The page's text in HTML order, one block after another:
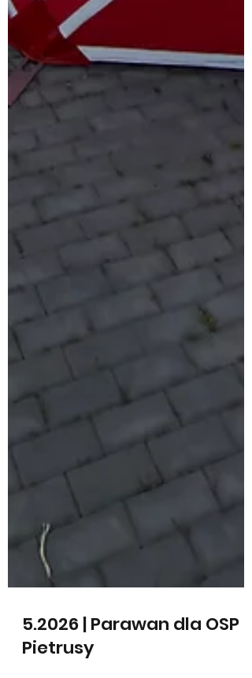
5.2026 | Parawan dla OSP